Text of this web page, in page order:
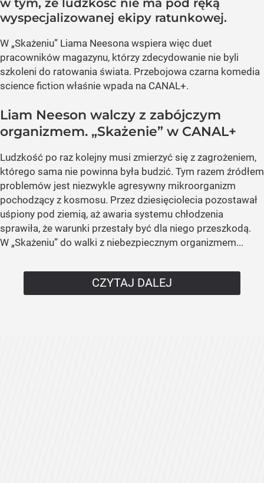
w tym, że ludzkość nie ma pod ręką
wyspecjalizowanej ekipy ratunkowej.
W „Skażeniu” Liama Neesona wspiera więc duet
pracowników magazynu, którzy zdecydowanie nie byli
szkoleni do ratowania świata. Przebojowa czarna komedia
science fiction właśnie wpada na CANAL+.
Liam Neeson walczy z zabójczym
organizmem. „Skażenie” w CANAL+
Ludzkość po raz kolejny musi zmierzyć się z zagrożeniem,
którego sama nie powinna była budzić. Tym razem źródłem
problemów jest niezwykle agresywny mikroorganizm
pochodzący z kosmosu. Przez dziesięciolecia pozostawał
uśpiony pod ziemią, aż awaria systemu chłodzenia
sprawiła, że warunki przestały być dla niego przeszkodą.
W „Skażeniu” do walki z niebezpiecznym organizmem...
CZYTAJ DALEJ